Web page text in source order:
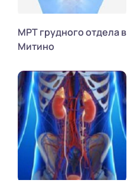
МРТ грудного отдела в
Митино